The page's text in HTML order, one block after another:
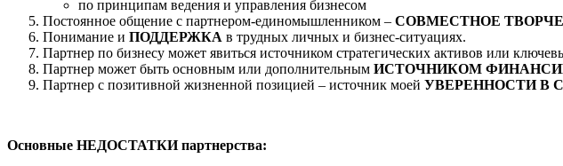
по принципам ведения и управления бизнесом
Постоянное общение с партнером-единомышленником – СОВМЕСТНОЕ
Понимание и ПОДДЕРЖКА в трудных личных и бизнес-ситуациях.
Партнер по бизнесу может явиться источником стратегических активов или
Партнер может быть основным или дополнительным ИСТОЧНИКОМ
Партнер с позитивной жизненной позицией – источник моей УВЕРЕННОСТИ В
Основные НЕДОСТАТКИ партнерства: